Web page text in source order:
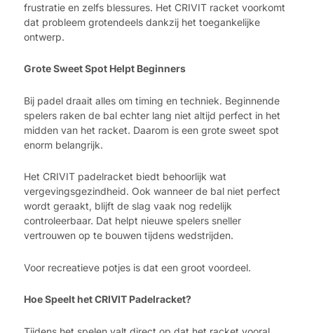
frustratie en zelfs blessures. Het CRIVIT racket voorkomt
dat probleem grotendeels dankzij het toegankelijke
ontwerp.
Grote Sweet Spot Helpt Beginners
Bij padel draait alles om timing en techniek. Beginnende
spelers raken de bal echter lang niet altijd perfect in het
midden van het racket. Daarom is een grote sweet spot
enorm belangrijk.
Het CRIVIT padelracket biedt behoorlijk wat
vergevingsgezindheid. Ook wanneer de bal niet perfect
wordt geraakt, blijft de slag vaak nog redelijk
controleerbaar. Dat helpt nieuwe spelers sneller
vertrouwen op te bouwen tijdens wedstrijden.
Voor recreatieve potjes is dat een groot voordeel.
Hoe Speelt het CRIVIT Padelracket?